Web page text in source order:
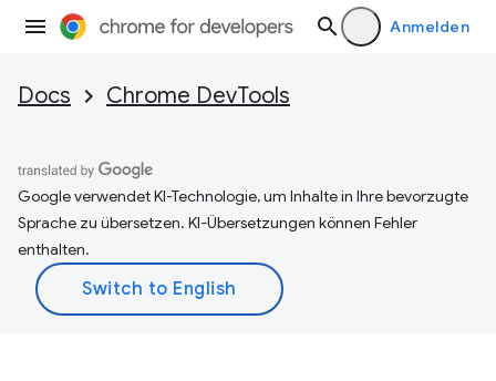
Anmelden
Docs Chrome DevTools
Google verwendet KI-Technologie, um Inhalte in Ihre bevorzugte
Sprache zu übersetzen. KI-Übersetzungen können Fehler
enthalten.